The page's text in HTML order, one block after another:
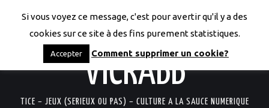
LES CODICES DE
VICRABB
TICE – JEUX (SERIEUX OU PAS) – CULTURE A LA SAUCE NUMERIQUE
Si vous voyez ce message, c'est pour avertir qu'il y a des
cookies sur ce site à des fins purement statistiques.
Accepter Comment supprimer un cookie?